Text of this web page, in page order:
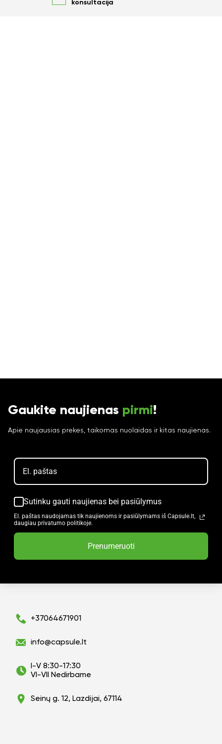
konsultacija
Gaukite naujienas pirmi!
Apie naujausias prekes, taikomas nuolaidas ir kitas naujienas.
Sutinku gauti naujienas bei pasiūlymus
El. paštas naudojamas tik naujienoms ir pasiūlymams iš Capsule.lt,
daugiau privatumo politikoje.
Prenumeruoti
+37064671901
info@capsule.lt
I-V 8:30-17:30
VI-VII Nedirbame
Seinų g. 12, Lazdijai, 67114
Ar norite sutaupyti
nuo savo užsakymo?